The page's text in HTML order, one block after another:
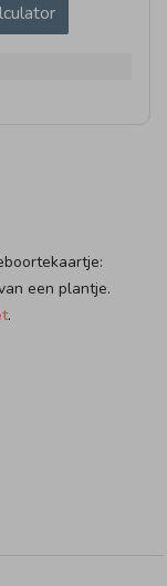
een plantje.
.